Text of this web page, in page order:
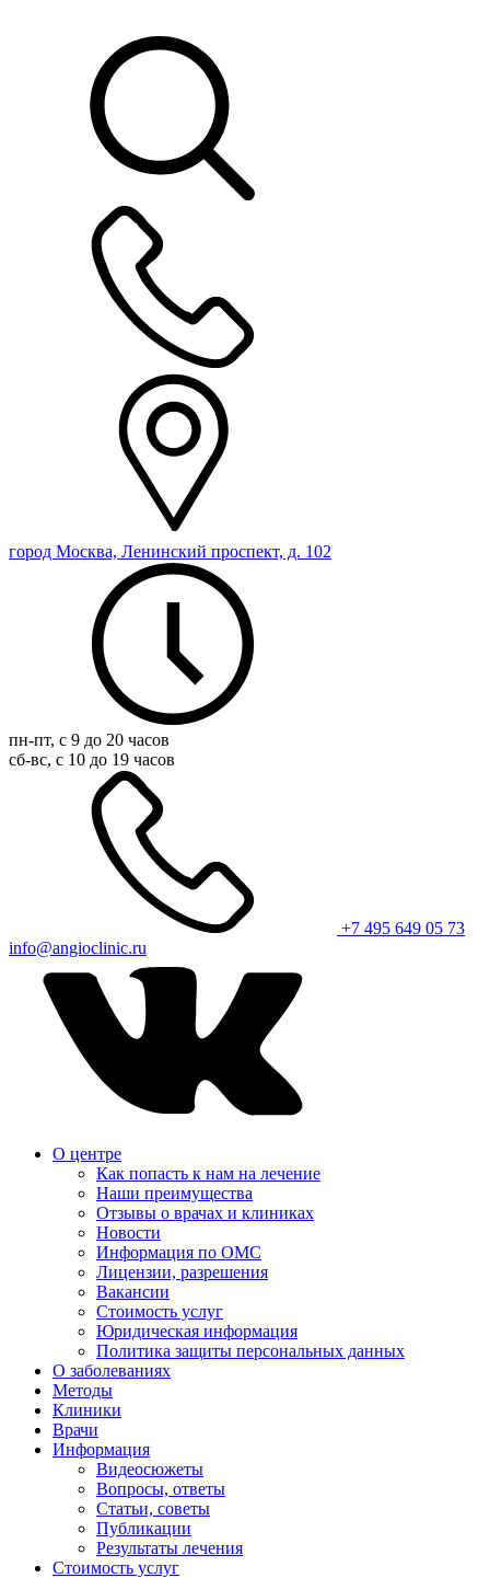
город Москва, Ленинский проспект, д. 102
пн-пт, с 9 до 20 часов
сб-вс, с 10 до 19 часов
+7 495 649 05 73
info@angioclinic.ru
О центре
Как попасть к нам на лечение
Наши преимущества
Отзывы о врачах и клиниках
Новости
Информация по ОМС
Лицензии, разрешения
Вакансии
Стоимость услуг
Юридическая информация
Политика защиты персональных данных
О заболеваниях
Методы
Клиники
Врачи
Информация
Видеосюжеты
Вопросы, ответы
Статьи, советы
Публикации
Результаты лечения
Стоимость услуг